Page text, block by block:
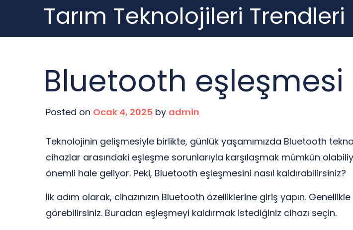
content
Tarım Teknolojileri Trendleri
Bluetooth eşleşmesi
Posted on Ocak 4, 2025 by admin
Teknolojinin gelişmesiyle birlikte, günlük yaşamımızda Bluetooth
cihazlar arasındaki eşleşme sorunlarıyla karşılaşmak mümkün
önemli hale geliyor. Peki, Bluetooth eşleşmesini nasıl kaldırabilirsiniz?
İlk adım olarak, cihazınızın Bluetooth özelliklerine giriş yapın.
görebilirsiniz. Buradan eşleşmeyi kaldırmak istediğiniz cihazı seçin.